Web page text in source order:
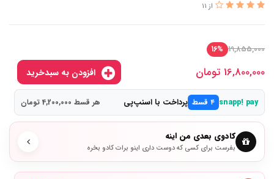
از 11
19,855,000
16%
16,800,000 تومان
snapp! pay ۴ قسط پرداخت با اسنپ‌پی هر قسط 4,200,000 تومان
کادوی بعدی من اینه
بفرست برای کسی که دوست داری اینو برات کادو بخره